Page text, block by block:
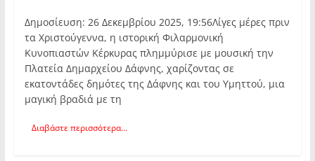
Δημοσίευση: 26 Δεκεμβρίου 2025, 19:56Λίγες μέρες πριν
τα Χριστούγεννα, η ιστορική Φιλαρμονική
Κυνοπιαστών Κέρκυρας πλημμύρισε με μουσική την
Πλατεία Δημαρχείου Δάφνης, χαρίζοντας σε
εκατοντάδες δημότες της Δάφνης και του Υμηττού, μια
μαγική βραδιά με τη
Διαβάστε περισσότερα...